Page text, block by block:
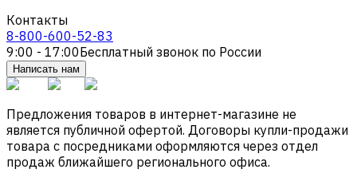
Контакты
8-800-600-52-83
9:00 - 17:00Бесплатный звонок по России
Написать нам
Предложения товаров в интернет-магазине не
является публичной офертой. Договоры купли-продажи
товара с посредниками оформляются через отдел
продаж ближайшего регионального офиса.